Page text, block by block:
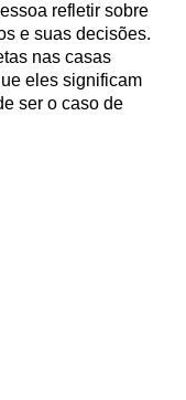
refletir sobre
e suas decisões.
nas casas
eles significam
ser o caso de